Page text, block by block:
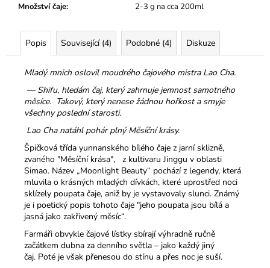
Množství čaje: 2-3 g na cca 200ml
Popis Související (4) Podobné (4) Diskuze
Mladý mnich oslovil moudrého čajového mistra Lao Cha.
— Shifu, hledám čaj, který zahrnuje jemnost samotného
měsíce. Takový, který nenese žádnou hořkost a smyje
všechny poslední starosti.
Lao Cha natáhl pohár plný Měsíční krásy.
Špičková třída yunnanského bílého čaje z jarní sklizně,
zvaného "Měsíční krása", z kultivaru Jinggu v oblasti
Simao. Název „Moonlight Beauty“ pochází z legendy, která
mluvila o krásných mladých dívkách, které uprostřed noci
sklízely poupata čaje, aniž by je vystavovaly slunci. Známý
je i poetický popis tohoto čaje "jeho poupata jsou bílá a
jasná jako zakřivený měsíc“.
Farmáři obvykle čajové lístky sbírají výhradně ručně
začátkem dubna za denního světla – jako každý jiný
čaj. Poté je však přenesou do stínu a přes noc je suší.